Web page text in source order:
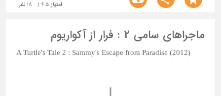
امتیاز 4.5
18 نفر
ماجراهای سامی 2 : فرار از آکواریوم
A Turtle's Tale 2 : Sammy's Escape from Paradise (2012)